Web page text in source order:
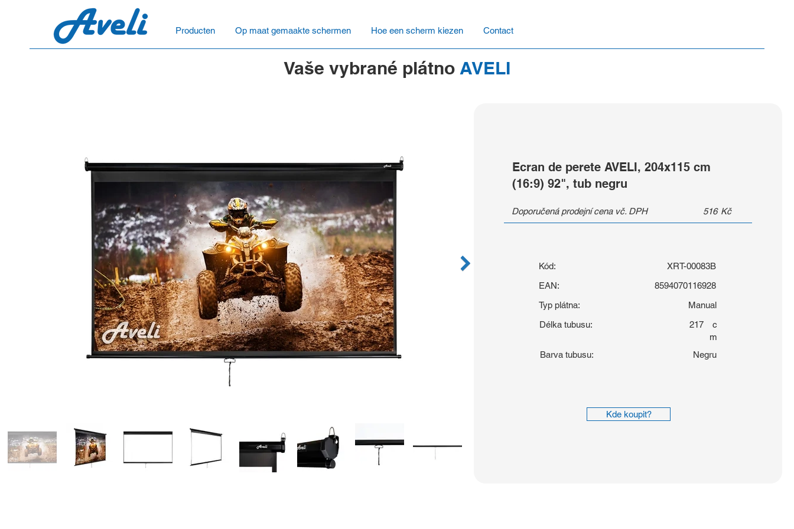
Producten Op maat gemaakte schermen Hoe een scherm kiezen Contact
Vaše vybrané plátno AVELI
Ecran de perete AVELI, 204x115 cm
(16:9) 92", tub negru
Doporučená prodejní cena vč. DPH 516 Kč
Kód:
XRT-00083B
EAN:
8594070116928
Typ plátna:
Manual
Délka tubusu:
217
c
m
Barva tubusu:
Negru
Kde koupit?